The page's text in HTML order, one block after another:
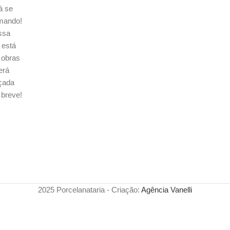
se
está
2025 Porcelanataria - Criação: Agência Vanelli